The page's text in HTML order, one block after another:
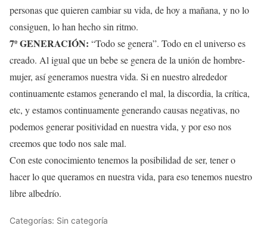
personas que quieren cambiar su vida, de hoy a mañana, y no lo
consiguen, lo han hecho sin ritmo.
7º GENERACIÓN: “Todo se genera”. Todo en el universo es
creado. Al igual que un bebe se genera de la unión de hombre-
mujer, así generamos nuestra vida. Si en nuestro alrededor
continuamente estamos generando el mal, la discordia, la crítica,
etc, y estamos continuamente generando causas negativas, no
podemos generar positividad en nuestra vida, y por eso nos
creemos que todo nos sale mal.
Con este conocimiento tenemos la posibilidad de ser, tener o
hacer lo que queramos en nuestra vida, para eso tenemos nuestro
libre albedrío.
Categorías: Sin categoría